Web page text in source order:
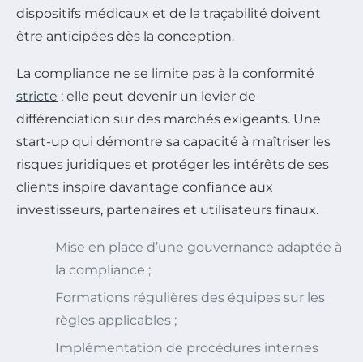
dispositifs médicaux et de la traçabilité doivent
être anticipées dès la conception.
La compliance ne se limite pas à la conformité
stricte ; elle peut devenir un levier de
différenciation sur des marchés exigeants. Une
start-up qui démontre sa capacité à maîtriser les
risques juridiques et protéger les intérêts de ses
clients inspire davantage confiance aux
investisseurs, partenaires et utilisateurs finaux.
Mise en place d’une gouvernance adaptée à
la compliance ;
Formations régulières des équipes sur les
règles applicables ;
Implémentation de procédures internes